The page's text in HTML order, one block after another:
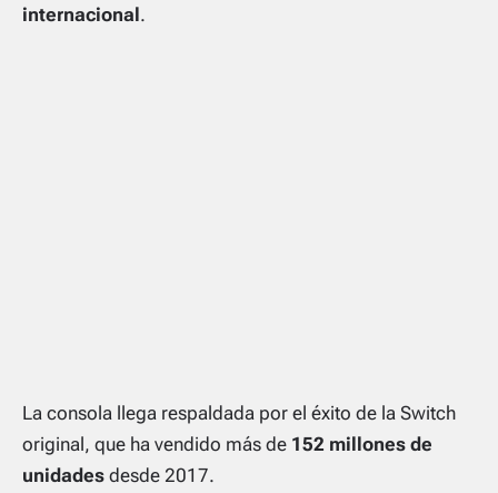
internacional.
La consola llega respaldada por el éxito de la Switch
original, que ha vendido más de 152 millones de
unidades desde 2017.